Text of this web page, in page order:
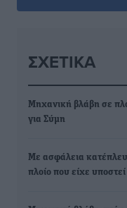
ΣΧΕΤΙΚΆ
Μηχανική βλάβη σε
για Σύμη
Με ασφάλεια
πλοίο που είχε